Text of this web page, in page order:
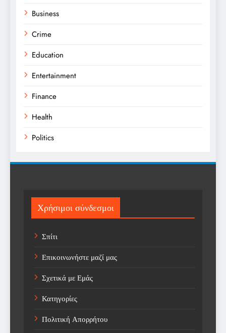
Business
Crime
Education
Entertainment
Finance
Health
Politics
Sports
Technology
Trending
Weather
Αγορά
Αγορά Εργασίας
Αγροτικά Νέα
Χρήσιμοι σύνδεσμοι
Σπίτι
Επικοινωνήστε μαζί μας
Σχετικά με Εμάς
Κατηγορίες
Πολιτική Απορρήτου